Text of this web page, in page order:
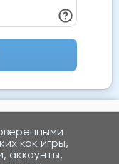
как игры,
аккаунты,